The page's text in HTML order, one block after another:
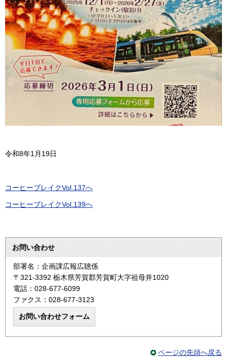
令和8年1月19日
コーヒーブレイクVol.137へ
コーヒーブレイクVol.139へ
お問い合わせ
部署名：企画課広報広聴係
〒321-3392 栃木県芳賀郡芳賀町大字祖母井1020
電話：028-677-6099
ファクス：028-677-3123
ページの先頭へ戻る